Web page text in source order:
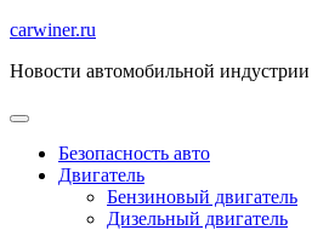
Перейти
содержимому
carwiner.ru
Новости автомобильной индустрии
Безопасность авто
Двигатель
Бензиновый двигатель
Дизельный двигатель